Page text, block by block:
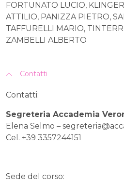
FORTUNATO LUCIO,
ATTILIO, PANIZZA PIETRO,
TAFFURELLI MARIO,
ZAMBELLI ALBERTO
Contatti
Contatti:
Segreteria Accademia
Elena Selmo –
Cel. +39 3357244151
Sede del corso: